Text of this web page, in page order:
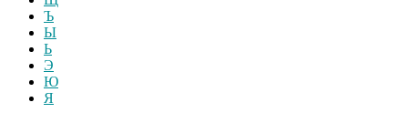
Ъ
Ы
Ь
Э
Ю
Я